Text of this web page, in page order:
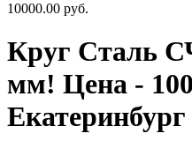
10000.00 руб.
Круг Сталь
мм! Цена -
Екатеринбург